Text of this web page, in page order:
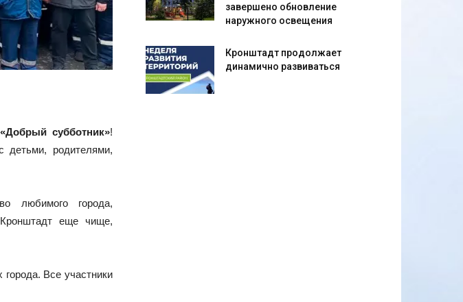
«Добрый субботник»!
детьми, родителями,
любимого города,
еще чище,
Все участники
завершено обновление
наружного освещения
Кронштадт продолжает
динамично развиваться